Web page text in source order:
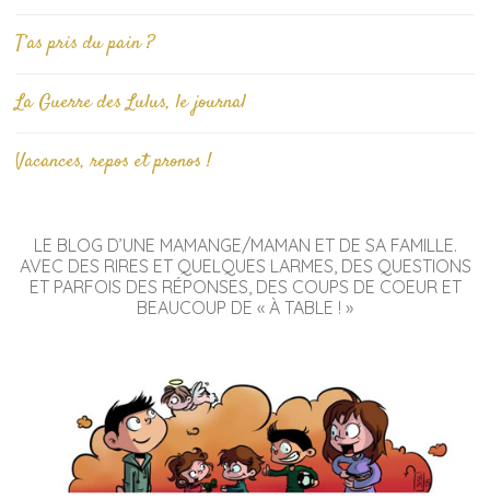
T’as pris du pain ?
La Guerre des Lulus, le journal
Vacances, repos et pronos !
LE BLOG D’UNE MAMANGE/MAMAN ET DE SA FAMILLE.
AVEC DES RIRES ET QUELQUES LARMES, DES QUESTIONS
ET PARFOIS DES RÉPONSES, DES COUPS DE COEUR ET
BEAUCOUP DE « À TABLE ! »